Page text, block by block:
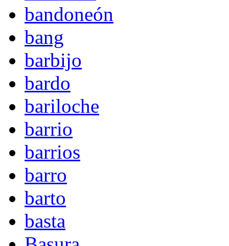
bandoneón
bang
barbijo
bardo
bariloche
barrio
barrios
barro
barto
basta